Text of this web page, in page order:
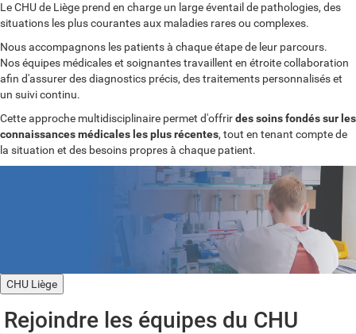
Le CHU de Liège prend en charge un large éventail de pathologies, des
situations les plus courantes aux maladies rares ou complexes.
Nous accompagnons les patients à chaque étape de leur parcours.
Nos équipes médicales et soignantes travaillent en étroite collaboration
afin d'assurer des diagnostics précis, des traitements personnalisés et
un suivi continu.
Cette approche multidisciplinaire permet d'offrirdes soins fondés sur les
connaissances médicales les plus récentes, tout en tenant compte de
la situation et des besoins propres à chaque patient.
CHU Liège
Rejoindre les équipes du CHU